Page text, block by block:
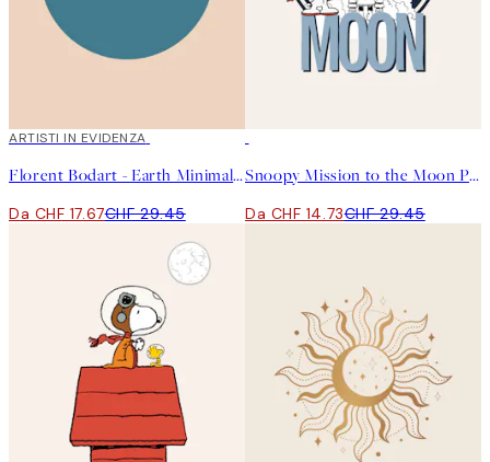
40%*
ARTISTI IN EVIDENZA
Florent Bodart - Earth Minimal Planet Poster
Da CHF 17.67CHF 29.45
Snoopy Mission to the Moon Poster
Da CHF 14.73CHF 29.45